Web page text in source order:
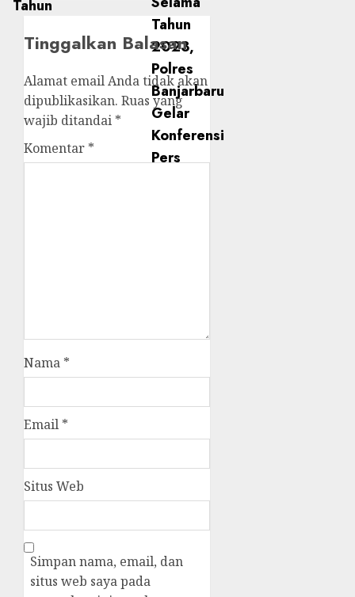
Tinggalkan Balasan
Alamat email Anda tidak akan
dipublikasikan. Ruas yang
wajib ditandai *
Komentar *
Nama *
Email *
Situs Web
Simpan nama, email, dan
situs web saya pada